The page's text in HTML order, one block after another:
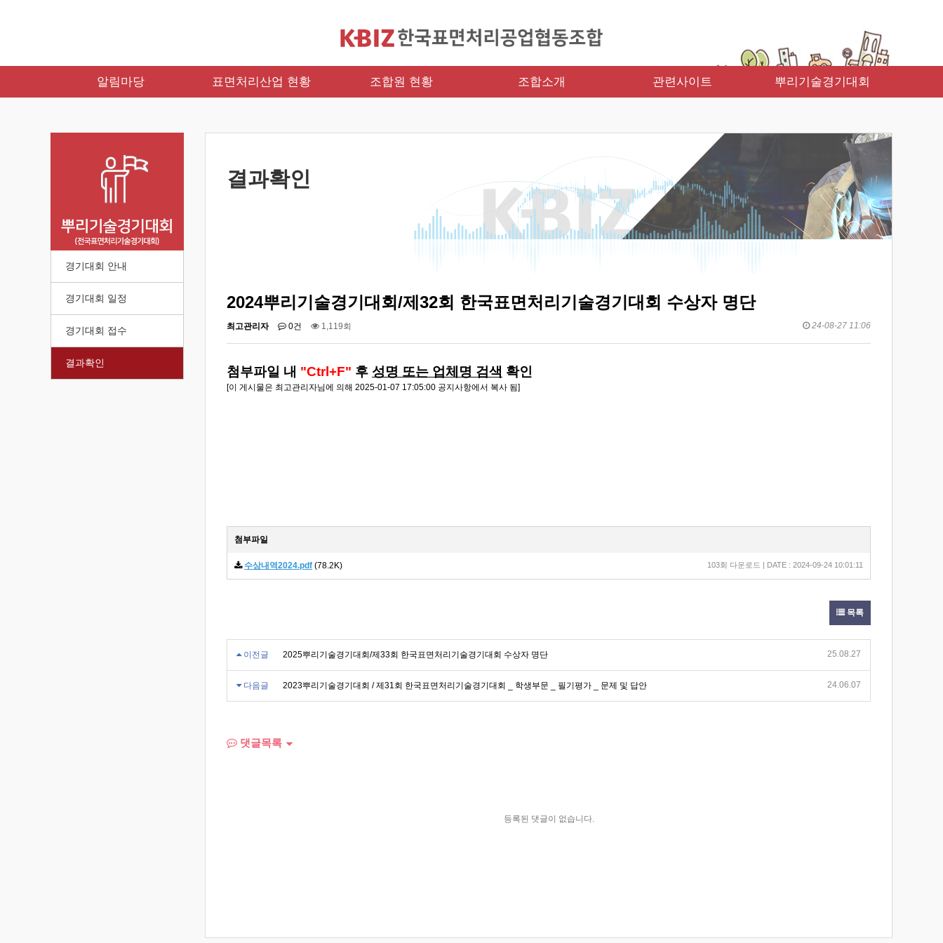
알림마당 표면처리산업 현황 조합원 현황 조합소개 관련사이트 뿌리기술경기대회
경기대회 안내
경기대회 일정
경기대회 접수
결과확인
결과확인
2024뿌리기술경기대회/제32회 한국표면처리기술경기대회 수상자 명단
최고관리자 0건 1,119회 24-08-27 11:06
첨부파일 내 "Ctrl+F" 후 성명 또는 업체명 검색 확인
[이 게시물은 최고관리자님에 의해 2025-01-07 17:05:00 공지사항에서 복사 됨]
첨부파일
수상내역2024.pdf (78.2K) 103회 다운로드 | DATE : 2024-09-24 10:01:11
목록
이전글 2025뿌리기술경기대회/제33회 한국표면처리기술경기대회 수상자 명단 25.08.27
다음글 2023뿌리기술경기대회 / 제31회 한국표면처리기술경기대회 _ 학생부문 _ 필기평가 _ 문제 및 답안 24.06.07
댓글목록
등록된 댓글이 없습니다.